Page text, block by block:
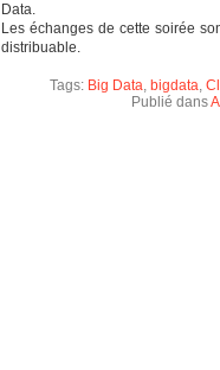
Data.
Les échanges de cette soirée
distribuable.
Tags: Big Data, bigdata,
Publié dans